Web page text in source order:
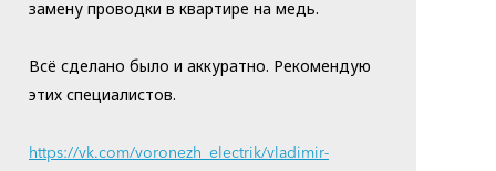
замену проводки в квартире на медь.
Всё сделано было и аккуратно. Рекомендую
этих специалистов.
https://vk.com/voronezh_electrik/vladimir-